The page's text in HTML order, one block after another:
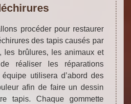
procéder pour restaurer
des tapis causés par
les brûlures, les animaux et
réaliser les réparations
utilisera d’abord des
afin de faire un dessin
tapis. Chaque gommette